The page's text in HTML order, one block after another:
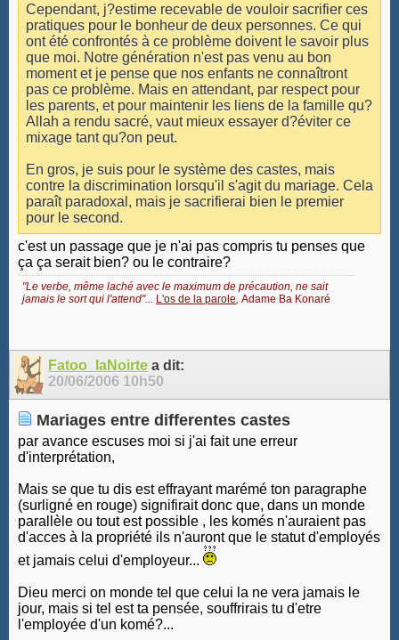
Cependant, j?estime recevable de vouloir sacrifier ces
pratiques pour le bonheur de deux personnes. Ce qui
ont été confrontés à ce problème doivent le savoir plus
que moi. Notre génération n'est pas venu au bon
moment et je pense que nos enfants ne connaîtront
pas ce problème. Mais en attendant, par respect pour
les parents, et pour maintenir les liens de la famille qu?
Allah a rendu sacré, vaut mieux essayer d?éviter ce
mixage tant qu?on peut.
En gros, je suis pour le système des castes, mais
contre la discrimination lorsqu'il s'agit du mariage. Cela
paraît paradoxal, mais je sacrifierai bien le premier
pour le second.
c'est un passage que je n'ai pas compris tu penses que
ça ça serait bien? ou le contraire?
"Le verbe, même laché avec le maximum de précaution, ne sait
jamais le sort qui l'attend"... L'os de la parole Adame Ba Konaré
Fatoo_laNoirte a dit:
20/06/2006 10h50
Mariages entre differentes castes
par avance escuses moi si j'ai fait une erreur
d'interprétation,
Mais se que tu dis est effrayant marémé ton paragraphe
(surligné en rouge) signifirait donc que, dans un monde
parallèle ou tout est possible , les komés n'auraient pas
d'acces à la propriété ils n'auront que le statut d'employés
et jamais celui d'employeur...
Dieu merci on monde tel que celui la ne vera jamais le
jour, mais si tel est ta pensée, souffrirais tu d'etre
l'employée d'un komé?...